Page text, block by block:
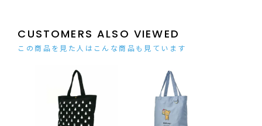
この商品を見た人はこんな商品も見ています
CUSTOMERS ALSO VIEWED